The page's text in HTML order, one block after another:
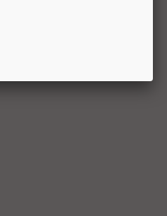
x 420 mm
mm
ONZE SHOWROOM